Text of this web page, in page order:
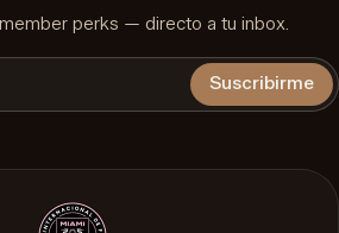
perks — directo a tu inbox.
Suscribirme